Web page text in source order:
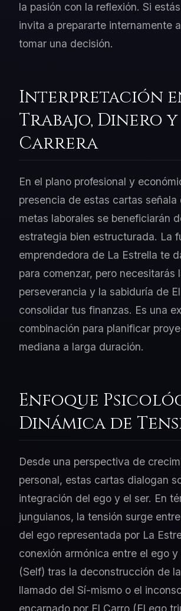
la pasión con la reflexión. Si
invita a prepararte internamente
tomar una decisión.
Interpretación
Trabajo, Dinero y
Carrera
En el plano profesional y
presencia de estas cartas señala
metas laborales se beneficiarán
estrategia bien estructurada. La
emprendedora de La Estrella te
para comenzar, pero necesitarás
perseverancia y la sabiduría de
consolidar tus finanzas. Es una
combinación para planificar
mediana a larga duración.
Enfoque
Dinámica de
Desde una perspectiva de
personal, estas cartas dialogan
integración del ego y el ser. En
junguianos, la tensión surge
del ego representada por La
conexión armónica entre el ego
(Self) tras la deconstrucción de
llamado del Sí-mismo o el